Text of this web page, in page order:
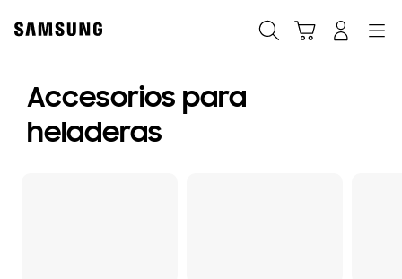
content
Accesorios para
heladeras